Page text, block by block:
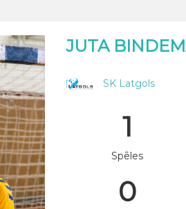
JUTA
SK Latgols
1
Spēles
0